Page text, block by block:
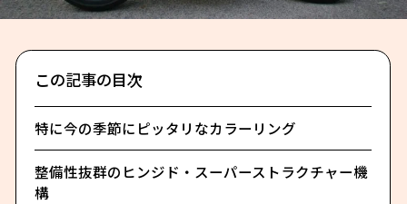
この記事の目次
特に今の季節にピッタリなカラーリング
整備性抜群のヒンジド・スーパーストラクチャー機
構